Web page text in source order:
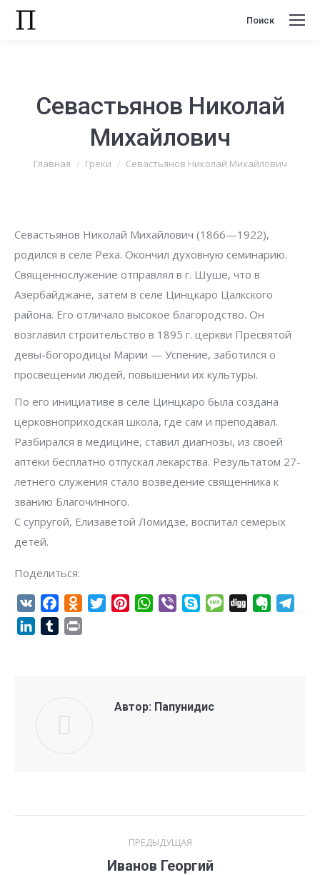
Поиск:
Поиск
Севастьянов Николай
Михайлович
Вы здесь:
Главная Греки Севастьянов Николай Михайлович
Севастьянов Николай Михайлович (1866—1922),
родился в селе Реха. Окончил духовную семинарию.
Священнослужение отправлял в г. Шуше, что в
Азербайджане, затем в селе Цинцкаро Цалкского
района. Его отличало высокое благородство. Он
возглавил строительство в 1895 г. церкви Пресвятой
девы-богородицы Марии — Успение, заботился о
просвещении людей, повышении их культуры.
По его инициативе в селе Цинцкаро была создана
церковноприходская школа, где сам и преподавал.
Разбирался в медицине, ставил диагнозы, из своей
аптеки бесплатно отпускал лекарства. Результатом 27-
летнего служения стало возведение священника к
званию Благочинного.
С супругой, Елизаветой Ломидзе, воспитал семерых
детей.
Поделиться:
VK FacebookOdnoklassniki
TwitterPinterestWhatsApp
Viber SkypeMessage
Digg Evernote
LinkedInTumblr
Автор: Папунидис
ПРЕДЫДУЩАЯ
Предыдущая
Иванов Георгий